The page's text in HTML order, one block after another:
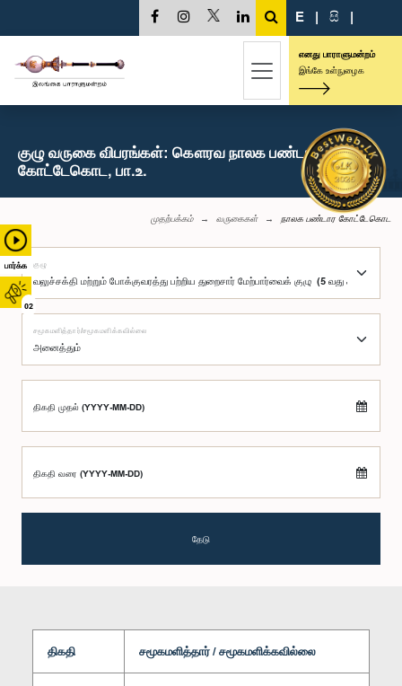
பார்க்க
02
E | සි |
எனது பாராளுமன்றம்
இங்கே உள்நுழைக
குழு வருகை விபரங்கள்: கௌரவ நாலக பண்டார
கோட்டேகொட, பா.உ.
முதற்பக்கம் வருகைகள் நாலக பண்டார கோட்டேகொட
குழு
சமூகமளித்தார்/சமூகமளிக்கவில்லை
திகதி முதல் (YYYY-MM-DD)
திகதி வரை (YYYY-MM-DD)
தேடு
திகதி சமூகமளித்தார் / சமூகமளிக்கவில்லை